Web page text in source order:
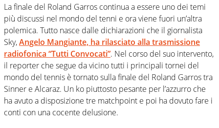
La finale del Roland Garros continua a essere uno dei temi
più discussi nel mondo del tenni e ora viene fuori un’altra
polemica. Tutto nasce dalle dichiarazioni che il giornalista
Sky,Angelo Mangiante, ha rilasciato alla trasmissione
radiofonica “Tutti Convocati”. Nel corso del suo intervento,
il reporter che segue da vicino tutti i principali tornei del
mondo del tennis è tornato sulla finale del Roland Garros tra
Sinner e Alcaraz. Un ko piuttosto pesante per l’azzurro che
ha avuto a disposizione tre matchpoint e poi ha dovuto fare i
conti con una cocente delusione.